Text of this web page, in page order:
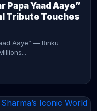
Papa Yaad Aaye”
Tribute Touches
Aaye” — Rinku